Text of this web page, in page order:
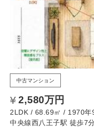
中古マンション
2,580万円
2LDK / 68.69㎡ / 1970年
中央線西八王子駅 徒歩7